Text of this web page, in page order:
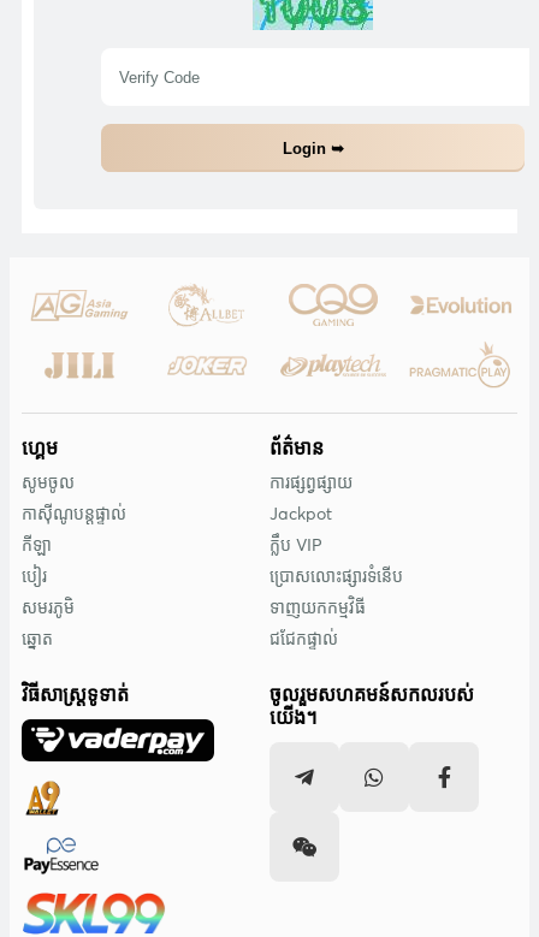
ហ្គេម
សូមចូល
កាស៊ីណូបន្តផ្ទាល់
កីឡា
បៀរ
សមរភូមិ
ឆ្នោត
ព័ត៌មាន
ការផ្សព្វផ្សាយ
Jackpot
ក្លឹប VIP
ប្រោសលោះផ្សារទំនើប
ទាញយកកម្មវិធី
ជជែកផ្ទាល់
វិធីសាស្រ្តទូទាត់
ចូលរួមសហគមន៍សកលរបស់
យើង។